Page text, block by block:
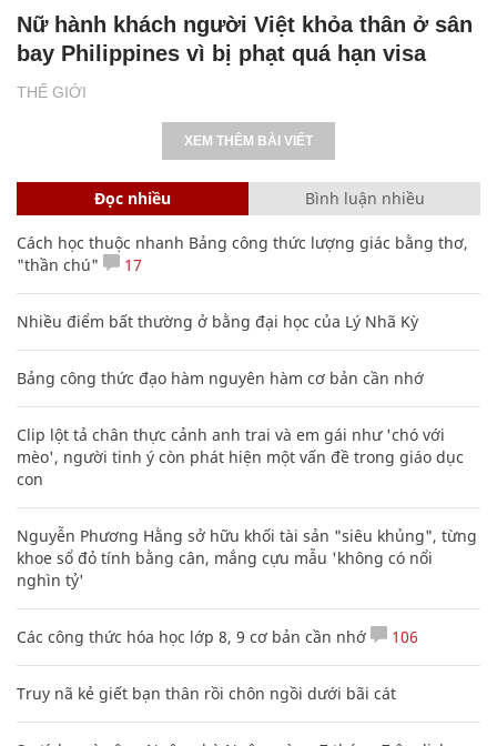
THẾ GIỚI
Nữ hành khách người Việt khỏa thân ở sân
bay Philippines vì bị phạt quá hạn visa
XEM THÊM BÀI VIẾT
Đọc nhiều Bình luận nhiều
Cách học thuộc nhanh Bảng công thức lượng giác bằng thơ,
"thần chú"
17
Nhiều điểm bất thường ở bằng đại học của Lý Nhã Kỳ
Bảng công thức đạo hàm nguyên hàm cơ bản cần nhớ
Clip lột tả chân thực cảnh anh trai và em gái như 'chó với
mèo', người tinh ý còn phát hiện một vấn đề trong giáo dục
con
Nguyễn Phương Hằng sở hữu khối tài sản "siêu khủng", từng
khoe sổ đỏ tính bằng cân, mắng cựu mẫu 'không có nổi
nghìn tỷ'
Các công thức hóa học lớp 8, 9 cơ bản cần nhớ 106
Truy nã kẻ giết bạn thân rồi chôn ngồi dưới bãi cát